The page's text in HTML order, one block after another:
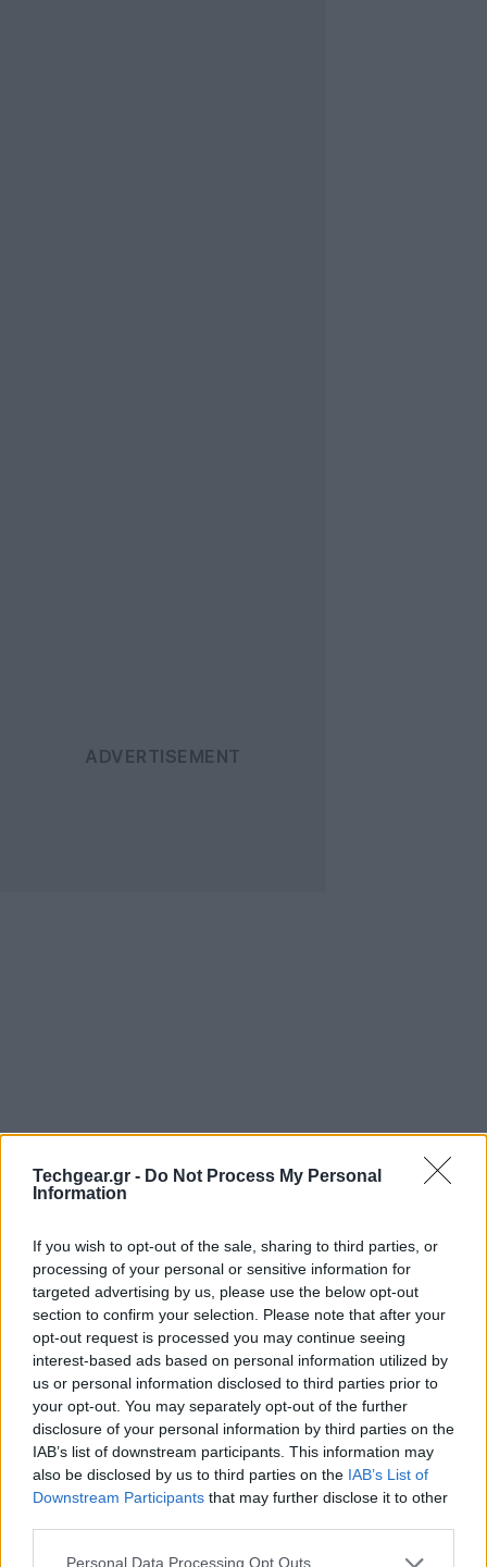
Techgear.gr - Do Not Process My Personal
Information
If you wish to opt-out of the sale, sharing to third parties, or
processing of your personal or sensitive information for
targeted advertising by us, please use the below opt-out
section to confirm your selection. Please note that after your
opt-out request is processed you may continue seeing
interest-based ads based on personal information utilized by
us or personal information disclosed to third parties prior to
your opt-out. You may separately opt-out of the further
disclosure of your personal information by third parties on the
IAB’s list of downstream participants. This information may
also be disclosed by us to third parties on the IAB’s List of
Downstream Participants that may further disclose it to other
Please note that this website/app uses one or more Google
Personal Data Processing Opt Outs
LG Electronics έδειξε στοMWC 2013την νέα
τεχνολογία ασύρματης μετάδοσης Ultra High Definition
που επιτρέπει στον χρήστη να παίζει παιχνίδια ή να
προβάλλει άλλο περιεχόμενο σε συμβατές Ultra HD
τηλεοράσεις σε πραγματικό χρόνο! Η τεχνολογία
χρησιμοποιεί Wi-Fi και το πρότυποMiracast για να